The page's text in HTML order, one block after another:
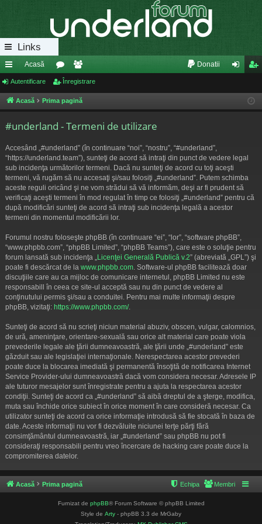
Links
eg
ăt
pi
de
Acasă
or
u
e
m
Donatii
eg
Autentificare Înregistrare
Acasă Prima pagină
#underland - Termeni de utilizare
Accesând „#underland” (în continuare “noi”, “nostru”, “#underland”,
“https://underland.team”), sunteţi de acord să intraţi din punct de vedere legal
sub incidenţa următorilor termeni. Dacă nu sunteţi de acord cu toţi aceşti
termeni, vă rugăm să nu accesaţi şi/sau folosiţi „#underland”. Putem schimba
aceste reguli oricând şi ne vom strădui să vă informăm, deşi ar fi prudent să
verificaţi aceşti termeni în mod regulat în timp ce folosiţi „#underland” pentru că
după modificări sunteţi de acord să intraţi sub incidenţa legală a acestor
termeni din momentul modificării lor.
Forumul nostru foloseşte phpBB (în continuare “ei”, “lor”, “software phpBB”,
“www.phpbb.com”, “phpBB Limited”, “phpBB Teams”), care este o soluţie pentru
forum lansată sub incidenţa „ Licenţei Generală Publică v.2” (abreviată „GPL”) şi
poate fi descărcat de la www.phpbb.com . Software-ul phpBB facilitează doar
discuţiile care au ca mijloc de comunicare internetul, phpBB Limited nu este
responsabill în ceea ce site-ul acceptă sau nu din punct de vedere al
conţinutului permis şi/sau a conduitei. Pentru mai multe informaţii despre
phpBB, vizitaţi: https://www.phpbb.com/.
Sunteţi de acord să nu scrieţi niciun material abuziv, obscen, vulgar, calomnios,
de ură, ameninţare, orientare-sexuală sau orice alt material care poate viola
prevederile legale ale ţării dumneavoastră, ale ţării unde „#underland” este
găzduit sau ale legislaţiei internaţionale. Nerespectarea acestor prevederi
poate duce la blocarea imediată şi permanentă însoţită de notificarea Internet
Service Provider-ului dumneavoastră dacă vom considera necesar. Adresele IP
ale tuturor mesajelor sunt înregistrate pentru a ajuta la respectarea acestor
condiţii. Sunteţi de acord ca „#underland” să aibă dreptul de a şterge, modifica,
muta sau închide orice subiect în orice moment în care consideră necesar. Ca
utilizator sunteţi de acord ca orice informaţie introdusă să fie stocată în baza de
date. Aceste informaţii nu vor fi dezvăluite niciunei terţe părţi fără
consimţământul dumneavoastră, iar „#underland” sau phpBB nu pot fi
consideraţi responsabili pentru vreo încercare de hacking care poate duce la
compromiterea datelor.
Acasă Prima pagină Membri
Echipa
Furnizat de phpBB® Forum Software © phpBB Limited
Style de Arty - phpBB 3.3 de MrGaby